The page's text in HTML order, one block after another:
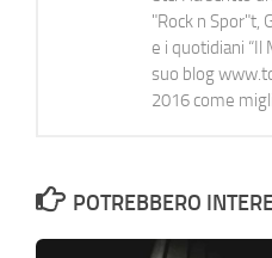
"Rock n Spor"t,
e i quotidiani “Il
suo blog
2016 come
POTREBBERO